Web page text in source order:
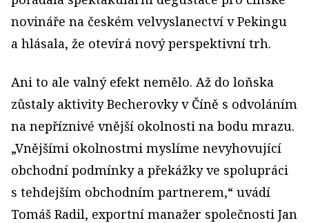
novináře na českém velvyslanectví v Pekingu
a hlásala, že otevírá nový perspektivní trh.
Ani to ale valný efekt nemělo. Až do loňska
zůstaly aktivity Becherovky v Číně s odvoláním
na nepříznivé vnější okolnosti na bodu mrazu.
„Vnějšími okolnostmi myslíme nevyhovující
obchodní podmínky a překážky ve spolupráci
s tehdejším obchodním partnerem,“ uvádí
Tomáš Radil, exportní manažer společnosti Jan